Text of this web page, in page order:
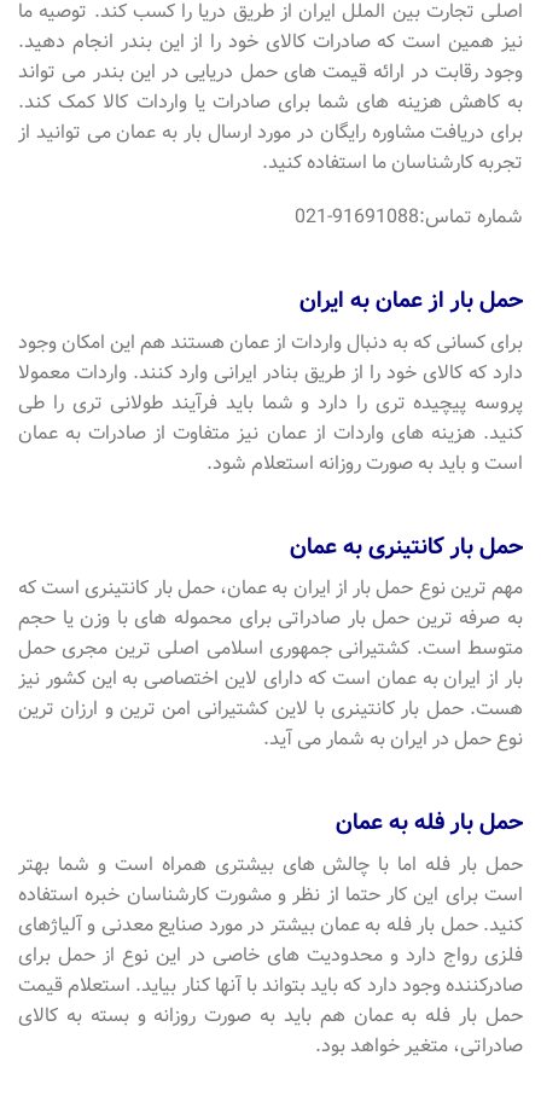
اصلی تجارت بین الملل ایران از طریق دریا را کسب کند. توصیه ما
نیز همین است که صادرات کالای خود را از این بندر انجام دهید.
وجود رقابت در ارائه قیمت های حمل دریایی در این بندر می تواند
به کاهش هزینه های شما برای صادرات یا واردات کالا کمک کند.
برای دریافت مشاوره رایگان در مورد ارسال بار به عمان می توانید از
تجربه کارشناسان ما استفاده کنید.
شماره تماس:91691088-021
حمل بار از عمان به ایران
برای کسانی که به دنبال واردات از عمان هستند هم این امکان وجود
دارد که کالای خود را از طریق بنادر ایرانی وارد کنند. واردات معمولا
پروسه پیچیده تری را دارد و شما باید فرآیند طولانی تری را طی
کنید. هزینه های واردات از عمان نیز متفاوت از صادرات به عمان
است و باید به صورت روزانه استعلام شود.
حمل بار کانتینری به عمان
مهم ترین نوع حمل بار از ایران به عمان، حمل بار کانتینری است که
به صرفه ترین حمل بار صادراتی برای محموله های با وزن یا حجم
متوسط است. کشتیرانی جمهوری اسلامی اصلی ترین مجری حمل
بار از ایران به عمان است که دارای لاین اختصاصی به این کشور نیز
هست. حمل بار کانتینری با لاین کشتیرانی امن ترین و ارزان ترین
نوع حمل در ایران به شمار می آید.
حمل بار فله به عمان
حمل بار فله اما با چالش های بیشتری همراه است و شما بهتر
است برای این کار حتما از نظر و مشورت کارشناسان خبره استفاده
کنید. حمل بار فله به عمان بیشتر در مورد صنایع معدنی و آلیاژهای
فلزی رواج دارد و محدودیت های خاصی در این نوع از حمل برای
صادرکننده وجود دارد که باید بتواند با آنها کنار بیاید. استعلام قیمت
حمل بار فله به عمان هم باید به صورت روزانه و بسته به کالای
صادراتی، متغیر خواهد بود.